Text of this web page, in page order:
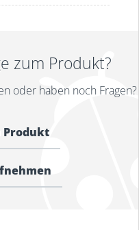
zum Produkt?
oder haben noch Fragen?
Produkt